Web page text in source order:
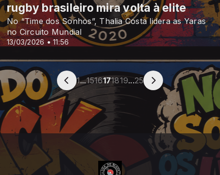
13/03/2026 • 11:56
rugby brasileiro mira volta à elite
No “Time dos Sonhos”, Thalia Costa lidera as Yaras
no Circuito Mundial
1...1516171819...25